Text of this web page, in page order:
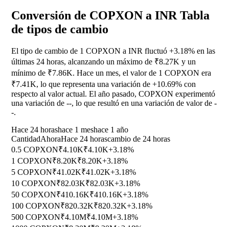
Conversión de COPXON a INR Tabla
de tipos de cambio
El tipo de cambio de 1 COPXON a INR fluctuó +3.18% en las
últimas 24 horas, alcanzando un máximo de ₹8.27K y un
mínimo de ₹7.86K. Hace un mes, el valor de 1 COPXON era
₹7.41K, lo que representa una variación de +10.69% con
respecto al valor actual. El año pasado, COPXON experimentó
una variación de --, lo que resultó en una variación de valor de -
-.
Hace 24 horashace 1 meshace 1 año
CantidadAhoraHace 24 horascambio de 24 horas
0.5 COPXON₹4.10K₹4.10K+3.18%
1 COPXON₹8.20K₹8.20K+3.18%
5 COPXON₹41.02K₹41.02K+3.18%
10 COPXON₹82.03K₹82.03K+3.18%
50 COPXON₹410.16K₹410.16K+3.18%
100 COPXON₹820.32K₹820.32K+3.18%
500 COPXON₹4.10M₹4.10M+3.18%